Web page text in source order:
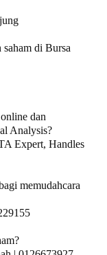
di Bursa
dan
Analysis?
Expert, Handles
memudahcara